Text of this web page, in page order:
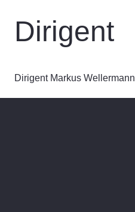
Dirigent
Dirigent Markus Wellermann